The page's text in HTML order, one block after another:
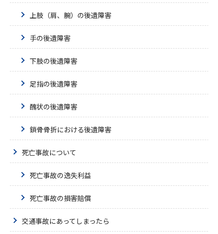
上肢（肩、腕）の後遺障害
手の後遺障害
下肢の後遺障害
足指の後遺障害
醜状の後遺障害
鎖骨骨折における後遺障害
死亡事故について
死亡事故の逸失利益
死亡事故の損害賠償
交通事故にあってしまったら